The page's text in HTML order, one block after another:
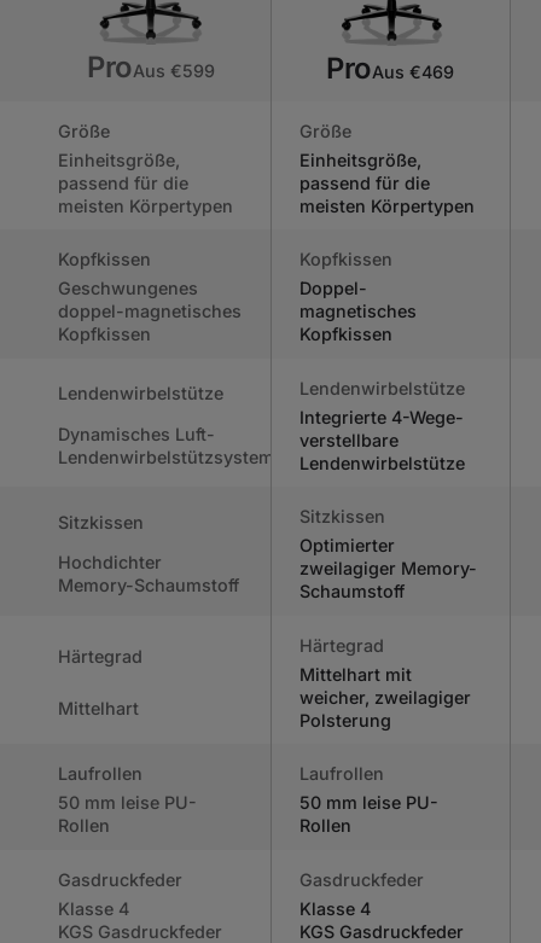
ProAus €599 ProAus €469
Größe
Einheitsgröße,
passend für die
meisten Körpertypen
Größe
Einheitsgröße,
passend für die
meisten Körpertypen
Kopfkissen
Geschwungenes
doppel-magnetisches
Kopfkissen
Kopfkissen
Doppel-
magnetisches
Kopfkissen
Lendenwirbelstütze
Dynamisches Luft-
Lendenwirbelstützsystem
Lendenwirbelstütze
Integrierte 4-Wege-
verstellbare
Lendenwirbelstütze
Sitzkissen
Hochdichter
Memory-Schaumstoff
Sitzkissen
Optimierter
zweilagiger Memory-
Schaumstoff
Härtegrad
Mittelhart
Härtegrad
Mittelhart mit
weicher, zweilagiger
Polsterung
Laufrollen
50 mm leise PU-
Rollen
Laufrollen
50 mm leise PU-
Rollen
Gasdruckfeder
Klasse 4
KGS Gasdruckfeder
Gasdruckfeder
Klasse 4
KGS Gasdruckfeder